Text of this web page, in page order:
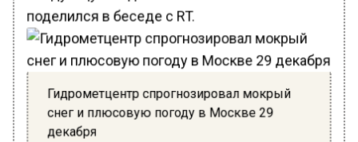
поделился в беседе с RT.
Гидрометцентр спрогнозировал мокрый
снег и плюсовую погоду в Москве 29
декабря